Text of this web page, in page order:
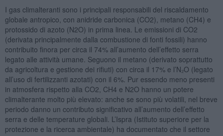
I gas climalteranti sono i principali responsabili del riscaldamento
globale antropico, con anidride carbonica (CO2), metano (CH4) e
protossido di azoto (N2O) in prima linea. Le emissioni di CO2
(derivata principalmente dalla combustione di fonti fossili) hanno
contribuito finora per circa il 74% all’aumento dell’effetto serra
legato alle attività umane. Seguono il metano (derivato soprattutto
da agricoltura e gestione dei rifiuti) con circa il 17% e l’N₂O (legato
all’uso di fertilizzanti azotati) con il 6%. Pur essendo meno presenti
in atmosfera rispetto alla CO2, CH4 e N2O hanno un potere
climalterante molto più elevato: anche se sono più volatili, nel breve
periodo danno un contributo significativo all’aumento dell’effetto
serra e delle temperature globali. L’Ispra (Istituto superiore per la
protezione e la ricerca ambientale) ha documentato che il settore